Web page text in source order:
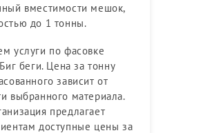
вместимости мешок,
до 1 тонны.
услуги по фасовке
беги. Цена за тонну
зависит от
выбранного материала.
предлагает
доступные цены за